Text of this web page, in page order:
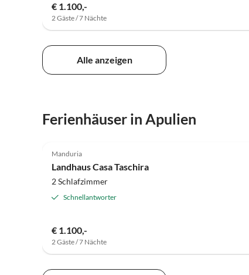
€ 1.100,-
2 Gäste / 7 Nächte
Alle anzeigen
Ferienhäuser in Apulien
Manduria
Landhaus Casa Taschira
2 Schlafzimmer
Schnellantworter
€ 1.100,-
2 Gäste / 7 Nächte